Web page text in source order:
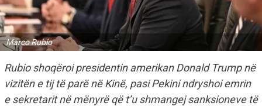
Marco Rubio
Rubio shoqëroi presidentin amerikan Donald Trump në
vizitën e tij të parë në Kinë, pasi Pekini ndryshoi emrin
e sekretarit në mënyrë që t’u shmangej sanksioneve të